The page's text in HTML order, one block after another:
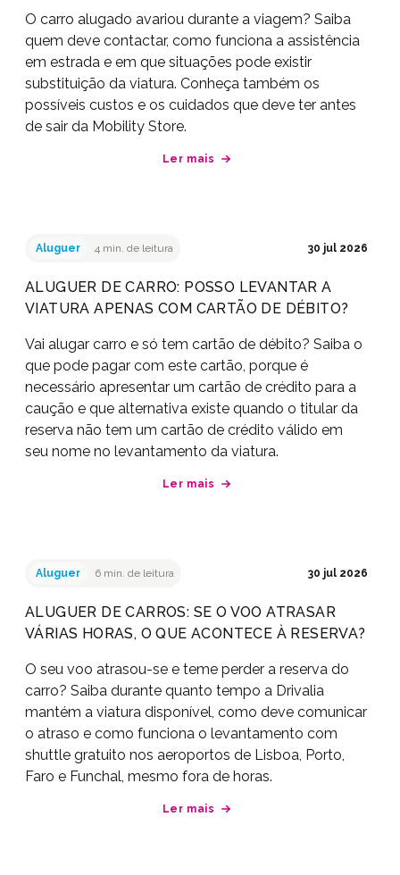
O carro alugado avariou durante a viagem? Saiba
quem deve contactar, como funciona a assistência
em estrada e em que situações pode existir
substituição da viatura. Conheça também os
possíveis custos e os cuidados que deve ter antes
de sair da Mobility Store.
Ler mais
Aluguer 4 min. de leitura 30 jul 2026
ALUGUER DE CARRO: POSSO LEVANTAR A
VIATURA APENAS COM CARTÃO DE DÉBITO?
Vai alugar carro e só tem cartão de débito? Saiba o
que pode pagar com este cartão, porque é
necessário apresentar um cartão de crédito para a
caução e que alternativa existe quando o titular da
reserva não tem um cartão de crédito válido em
seu nome no levantamento da viatura.
Ler mais
Aluguer 6 min. de leitura 30 jul 2026
ALUGUER DE CARROS: SE O VOO ATRASAR
VÁRIAS HORAS, O QUE ACONTECE À RESERVA?
O seu voo atrasou-se e teme perder a reserva do
carro? Saiba durante quanto tempo a Drivalia
mantém a viatura disponível, como deve comunicar
o atraso e como funciona o levantamento com
shuttle gratuito nos aeroportos de Lisboa, Porto,
Faro e Funchal, mesmo fora de horas.
Ler mais